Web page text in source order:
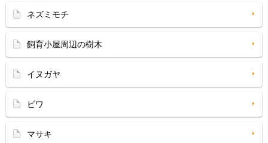
ネズミモチ
飼育小屋周辺の樹木
イヌガヤ
ビワ
マサキ